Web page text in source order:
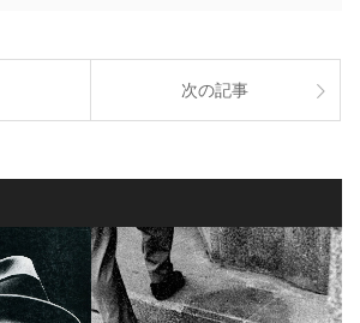
次の記事